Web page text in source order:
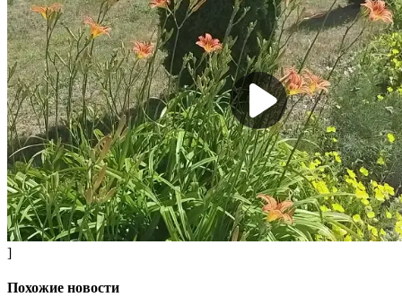
]
Похожие новости